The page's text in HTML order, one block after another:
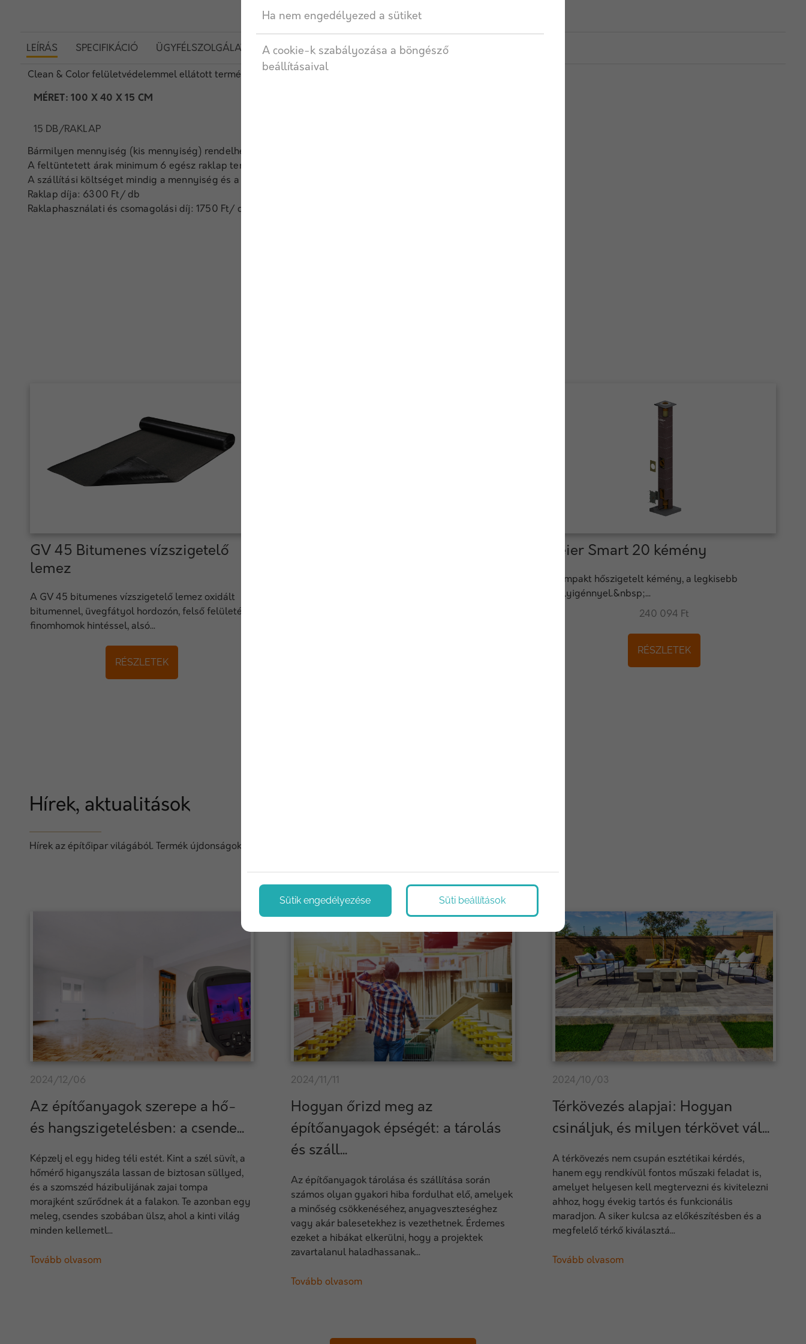
LEÍRÁS SPECIFIKÁCIÓ ÜGYFÉLSZOLGÁLAT SZÁLLÍTÁS
Clean & Color felületvédelemmel ellátott termék.
MÉRET: 100 X 40 X 15 CM
15 DB/RAKLAP
Bármilyen mennyiség (kis mennyiség) rendelhető egyedi árazás alapján.
A feltüntetett árak minimum 6 egész raklap termék megrendelése esetén értendők!
A szállítási költséget mindig a mennyiség és a távolság függvényében egyedileg kalkuláljuk, kérjen ajánlatot!
Raklap díja: 6300 Ft/ db
Raklaphasználati és csomagolási díj: 1750 Ft/ db
GV 45 Bitumenes vízszigetelő
lemez
A GV 45 bitumenes vízszigetelő lemez oxidált
bitumennel, üvegfátyol hordozón, felső felületén
finomhomok hintéssel, alsó...
RÉSZLETEK
Leier Smart 20 kémény
Kompakt hőszigetelt kémény, a legkisebb
helyigénnyel.&nbsp;...
240 094 Ft
RÉSZLETEK
Hírek, aktualitások
Hírek az építőipar világából. Termék újdonságok, technológiák, újítások. Megoldások, tippek és trükkök.
2024/12/06
Az építőanyagok szerepe a hő-
és hangszigetelésben: a csende...
Képzelj el egy hideg téli estét. Kint a szél süvít, a
hőmérő higanyszála lassan de biztosan süllyed,
és a szomszéd házibulijának zajai tompa
morajként szűrődnek át a falakon. Te azonban egy
meleg, csendes szobában ülsz, ahol a kinti világ
minden kellemetl...
Tovább olvasom
2024/11/11
Hogyan őrizd meg az
építőanyagok épségét: a tárolás
és száll...
Az építőanyagok tárolása és szállítása során
számos olyan gyakori hiba fordulhat elő, amelyek
a minőség csökkenéséhez, anyagveszteséghez
vagy akár balesetekhez is vezethetnek. Érdemes
ezeket a hibákat elkerülni, hogy a projektek
zavartalanul haladhassanak...
Tovább olvasom
2024/10/03
Térkövezés alapjai: Hogyan
csináljuk, és milyen térkövet vál...
A térkövezés nem csupán esztétikai kérdés,
hanem egy rendkívül fontos műszaki feladat is,
amelyet helyesen kell megtervezni és kivitelezni
ahhoz, hogy évekig tartós és funkcionális
maradjon. A siker kulcsa az előkészítésben és a
megfelelő térkő kiválasztá...
Tovább olvasom
Ha nem engedélyezed a sütiket
A cookie-k szabályozása a böngésző
beállításaival
Sütik engedélyezése Süti beállítások